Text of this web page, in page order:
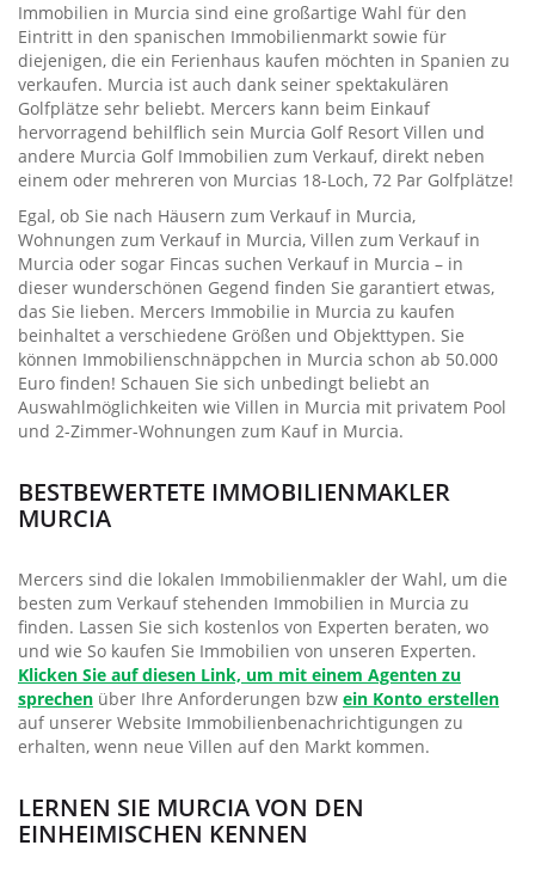
Immobilien in Murcia sind eine großartige Wahl für den
Eintritt in den spanischen Immobilienmarkt sowie für
diejenigen, die ein Ferienhaus kaufen möchten in Spanien zu
verkaufen. Murcia ist auch dank seiner spektakulären
Golfplätze sehr beliebt. Mercers kann beim Einkauf
hervorragend behilflich sein Murcia Golf Resort Villen und
andere Murcia Golf Immobilien zum Verkauf, direkt neben
einem oder mehreren von Murcias 18-Loch, 72 Par Golfplätze!
Egal, ob Sie nach Häusern zum Verkauf in Murcia,
Wohnungen zum Verkauf in Murcia, Villen zum Verkauf in
Murcia oder sogar Fincas suchen Verkauf in Murcia – in
dieser wunderschönen Gegend finden Sie garantiert etwas,
das Sie lieben. Mercers Immobilie in Murcia zu kaufen
beinhaltet a verschiedene Größen und Objekttypen. Sie
können Immobilienschnäppchen in Murcia schon ab 50.000
Euro finden! Schauen Sie sich unbedingt beliebt an
Auswahlmöglichkeiten wie Villen in Murcia mit privatem Pool
und 2-Zimmer-Wohnungen zum Kauf in Murcia.
BESTBEWERTETE IMMOBILIENMAKLER
MURCIA
Mercers sind die lokalen Immobilienmakler der Wahl, um die
besten zum Verkauf stehenden Immobilien in Murcia zu
finden. Lassen Sie sich kostenlos von Experten beraten, wo
und wie So kaufen Sie Immobilien von unseren Experten.
Klicken Sie auf diesen Link, um mit einem Agenten zu
sprechen über Ihre Anforderungen bzw ein Konto erstellen
auf unserer Website Immobilienbenachrichtigungen zu
erhalten, wenn neue Villen auf den Markt kommen.
LERNEN SIE MURCIA VON DEN
EINHEIMISCHEN KENNEN